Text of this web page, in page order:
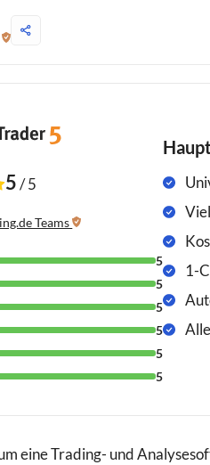
5 /5
Teams
5
5
5
5
5
5
1-
eine Trading- und